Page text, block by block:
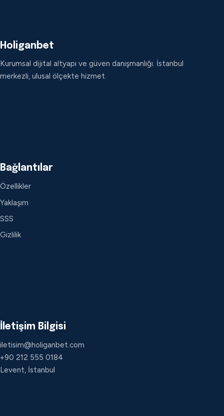
Holiganbet
Kurumsal dijital altyapı ve güven danışmanlığı. İstanbul
merkezli, ulusal ölçekte hizmet.
Bağlantılar
Özellikler
Yaklaşım
SSS
Gizlilik
İletişim Bilgisi
iletisim@holiganbet.com
+90 212 555 0184
Levent, İstanbul